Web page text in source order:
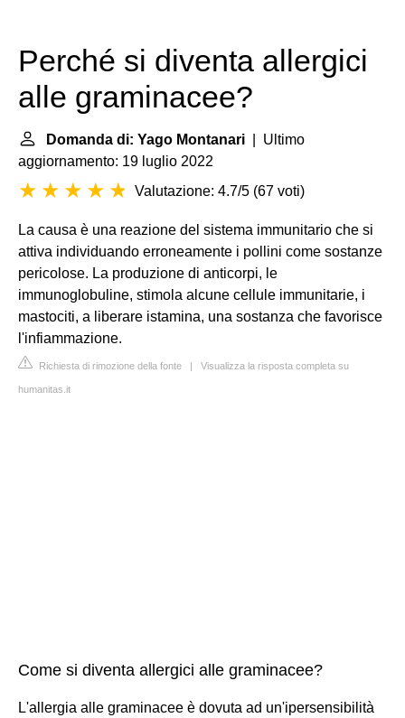
Perché si diventa allergici
alle graminacee?
Domanda di: Yago Montanari | Ultimo
aggiornamento: 19 luglio 2022
Valutazione: 4.7/5 (67 voti)
La causa è una reazione del sistema immunitario che si
attiva individuando erroneamente i pollini come sostanze
pericolose. La produzione di anticorpi, le
immunoglobuline, stimola alcune cellule immunitarie, i
mastociti, a liberare istamina, una sostanza che favorisce
l'infiammazione.
Richiesta di rimozione della fonte | Visualizza la risposta completa su
humanitas.it
Come si diventa allergici alle graminacee?
L'allergia alle graminacee è dovuta ad un'ipersensibilità